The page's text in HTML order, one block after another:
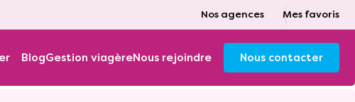
Nos agences Mes favoris
BlogGestion viagèreNous rejoindre Nous contacter